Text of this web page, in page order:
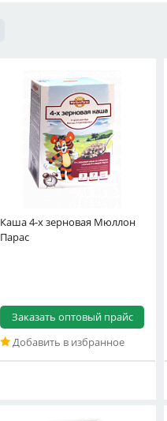
Каша 4-х зерновая Мюллон
Парас
Заказать оптовый прайс
Добавить в избранное